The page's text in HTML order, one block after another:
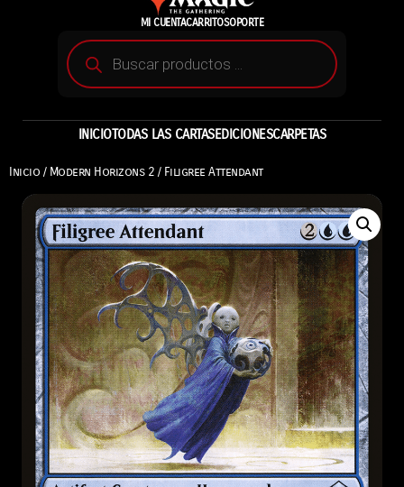
MI CUENTACARRITOSOPORTE
INICIOTODAS LAS CARTASEDICIONESCARPETAS
Inicio / Modern Horizons 2 / Filigree Attendant